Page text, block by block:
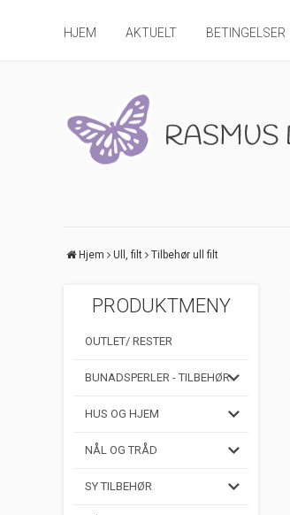
HJEM AKTUELT BETINGELSER
Hjem Ull, filt Tilbehør ull filt
PRODUKTMENY
OUTLET/ RESTER
BUNADSPERLER - TILBEHØR
HUS OG HJEM
NÅL OG TRÅD
SY TILBEHØR